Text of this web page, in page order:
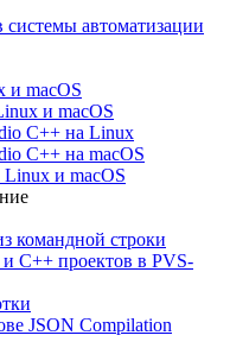
системы автоматизации
и macOS
и macOS
C++ на Linux
C++ на macOS
Linux и macOS
командной строки
C++ проектов в PVS-
JSON Compilation